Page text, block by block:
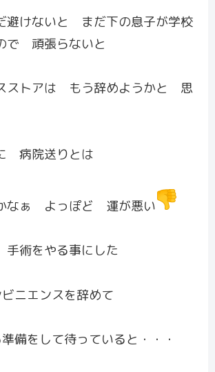
けないと まだ下の息子が学校
で 頑張らないと
ストアは もう辞めようかと 思
病院送りとは
なぁ よっぽど 運が悪い
術をやる事にした
ニエンスを辞めて
備をして待っていると・・・